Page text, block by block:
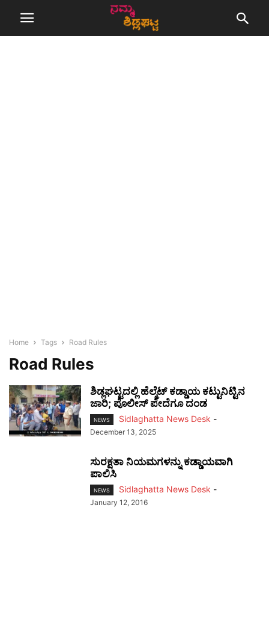
Home Tags Road Rules
Road Rules
ಶಿಡ್ಲಘಟ್ಟದಲ್ಲಿ ಹೆಲ್ಮೆಟ್ ಕಡ್ಡಾಯ ಕಟ್ಟುನಿಟ್ಟಿನ
ಜಾರಿ; ಪೊಲೀಸ್ ಪೇದೆಗೂ ದಂಡ
NEWS Sidlaghatta News Desk -
December 13, 2025
ಸುರಕ್ಷತಾ ನಿಯಮಗಳನ್ನು ಕಡ್ಡಾಯವಾಗಿ
ಪಾಲಿಸಿ
NEWS Sidlaghatta News Desk -
January 12, 2016